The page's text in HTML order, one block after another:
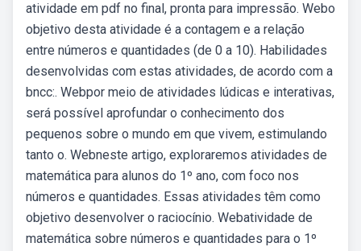
atividade em pdf no final, pronta para impressão. Webo
objetivo desta atividade é a contagem e a relação
entre números e quantidades (de 0 a 10). Habilidades
desenvolvidas com estas atividades, de acordo com a
bncc:. Webpor meio de atividades lúdicas e interativas,
será possível aprofundar o conhecimento dos
pequenos sobre o mundo em que vivem, estimulando
tanto o. Webneste artigo, exploraremos atividades de
matemática para alunos do 1º ano, com foco nos
números e quantidades. Essas atividades têm como
objetivo desenvolver o raciocínio. Webatividade de
matemática sobre números e quantidades para o 1º